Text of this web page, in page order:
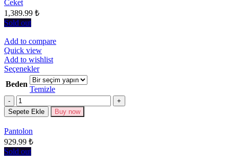
seçilebilir
Ceket
1,389.99 ₺
Sold out
Add to compare
Quick view
Add to wishlist
SeçeneklerBu
ürünün
birden
fazla
varyasyonu
var.
Beden
Temizle
Miktar
Sepete Ekle Buy now
Pantolon
929.99 ₺
Sold out